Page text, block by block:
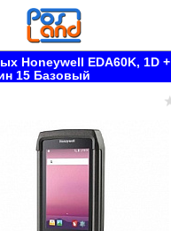
Honeywell EDA60K, 1D +
15 Базовый